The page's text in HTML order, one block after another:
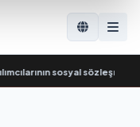
sosyal sözleşme